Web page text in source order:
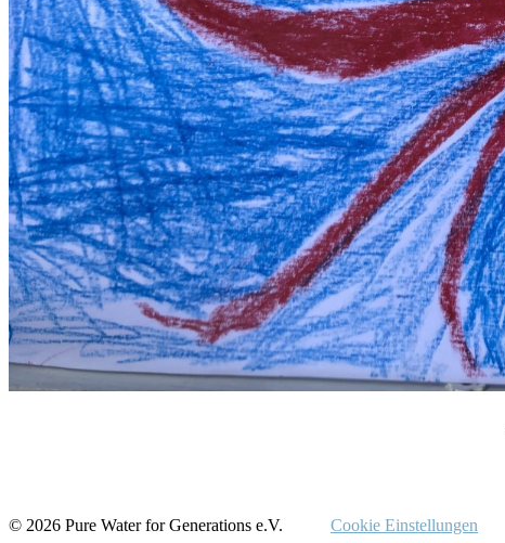
© 2026 Pure Water for Generations e.V. Cookie Einstellungen